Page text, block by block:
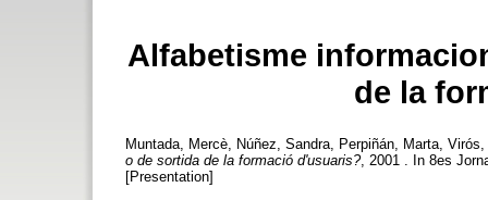
Alfabetisme
de la
Muntada, Mercè Núñez, Sandra Perpiñán, Marta Virós,
o de sortida de la formació d'usuaris?, 2001 . In 8es
[Presentation]